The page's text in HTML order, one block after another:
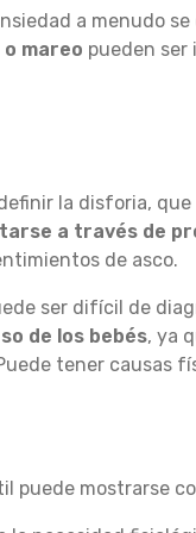
a menudo
mareo pueden ser
la disforia,
a través de
de asco.
ser difícil de
de los bebés, ya
tener causas
puede mostrarse